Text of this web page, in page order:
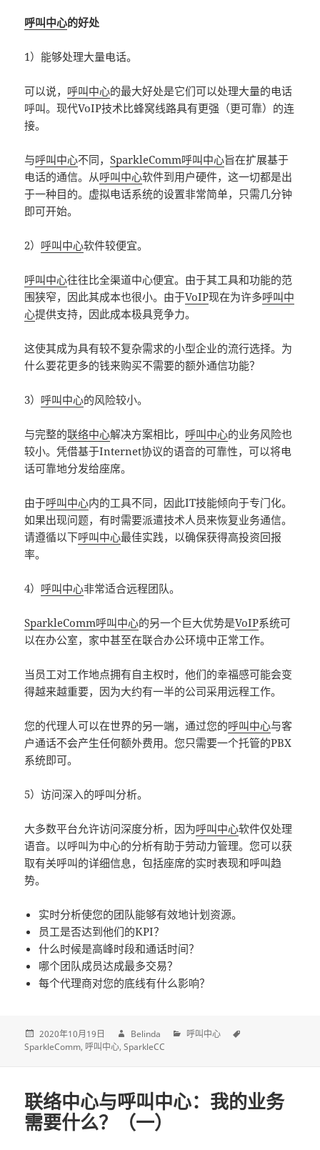
呼叫中心的好处
1）能够处理大量电话。
可以说， 呼叫中心的最大好处是它们可以处理大量的电话
呼叫。现代VoIP技术比蜂窝线路具有更强（更可靠）的连
接。
与呼叫中心不同，SparkleComm呼叫中心旨在扩展基于
电话的通信。从呼叫中心软件到用户硬件，这一切都是出
于一种目的。虚拟电话系统的设置非常简单，只需几分钟
即可开始。
2） 呼叫中心软件较便宜。
呼叫中心往往比全渠道中心便宜。由于其工具和功能的范
围狭窄，因此其成本也很小。由于VoIP现在为许多呼叫中
心提供支持，因此成本极具竞争力。
这使其成为具有较不复杂需求的小型企业的流行选择。为
什么要花更多的钱来购买不需要的额外通信功能？
3） 呼叫中心的风险较小。
与完整的联络中心解决方案相比， 呼叫中心的业务风险也
较小。凭借基于Internet协议的语音的可靠性，可以将电
话可靠地分发给座席。
由于呼叫中心内的工具不同，因此IT技能倾向于专门化。
如果出现问题，有时需要派遣技术人员来恢复业务通信。
请遵循以下呼叫中心最佳实践，以确保获得高投资回报
率。
4） 呼叫中心非常适合远程团队。
SparkleComm呼叫中心的另一个巨大优势是VoIP系统可
以在办公室，家中甚至在联合办公环境中正常工作。
当员工对工作地点拥有自主权时，他们的幸福感可能会变
得越来越重要，因为大约有一半的公司采用远程工作。
您的代理人可以在世界的另一端，通过您的呼叫中心与客
户通话不会产生任何额外费用。您只需要一个托管的PBX
系统即可。
5）访问深入的呼叫分析。
大多数平台允许访问深度分析，因为呼叫中心软件仅处理
语音。以呼叫为中心的分析有助于劳动力管理。您可以获
取有关呼叫的详细信息，包括座席的实时表现和呼叫趋
势。
实时分析使您的团队能够有效地计划资源。
员工是否达到他们的KPI？
什么时候是高峰时段和通话时间？
哪个团队成员达成最多交易？
每个代理商对您的底线有什么影响？
2020年10月19日 Belinda
呼叫中心
SparkleComm 呼叫中心 SparkleCC
联络中心与呼叫中心：我的业务
需要什么？（一）